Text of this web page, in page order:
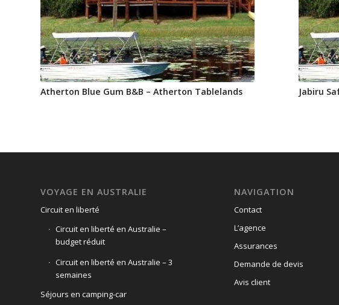
Atherton Blue Gum B&B – Atherton Tablelands Jabiru
VOYAGE EN AUSTRALIE
Circuit en liberté
Circuit en liberté en Australie –
budget réduit
Circuit en liberté en Australie – 3
semaines
Séjours en camping-car
NAVIGATION
Contact
L’agence
Assurances
Demande de devis
Avis client